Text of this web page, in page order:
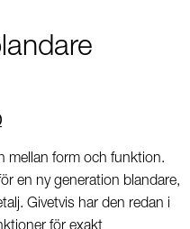
mellan form och funktion.
en ny generation blandare,
Givetvis har den redan i